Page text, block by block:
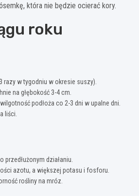
która nie będzie ocierać kory.
roku
w tygodniu w okresie suszy).
na głębokość 3-4 cm.
podłoża co 2-3 dni w upalne dni.
liści.
działaniu.
azotu, a większej potasu i fosforu.
rośliny na mróz.